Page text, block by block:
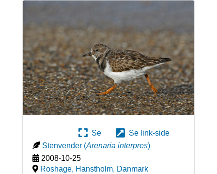
Se
Se link-side
Stenvender (Arenaria interpres)
2008-10-25
Roshage, Hanstholm, Danmark